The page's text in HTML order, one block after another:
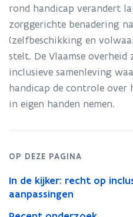
e
n
d
e
f
i
n
i
)
rond handicap verandert
zorggerichte benadering
(zelfbeschikking en
stelt. De Vlaamse
inclusieve samenleving
handicap de controle over
in eigen handen nemen.
OP DEZE PAGINA
In de kijker: recht op
aanpassingen